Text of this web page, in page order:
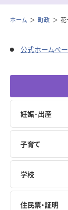
ホーム 町政 花
公式ホームぺ
妊娠･出産
子育て
学校
住民票・証明